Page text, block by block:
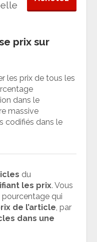
prix sur
les prix de tous les
dans le
massive
codifiés dans le
du
les prix. Vous
pourcentage qui
de l’article , par
dans une